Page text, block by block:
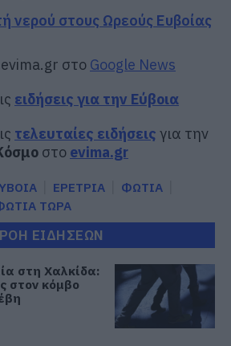
νερού στους Ωρεούς Ευβοίας
στο Google News
ειδήσεις για την Εύβοια
τελευταίες ειδήσεις για την
στο evima.gr
ΕΡΕΤΡΙΑ
ΦΩΤΙΑ
ΤΩΡΑ
ΡΟΗ ΕΙΔΗΣΕΩΝ
στη Χαλκίδα:
στον κόμβο